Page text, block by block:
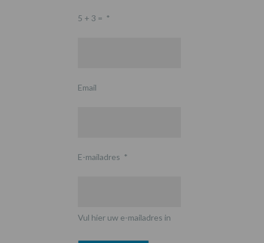
5 + 3 = *
Email
E-mailadres *
Vul hier uw e-mailadres in